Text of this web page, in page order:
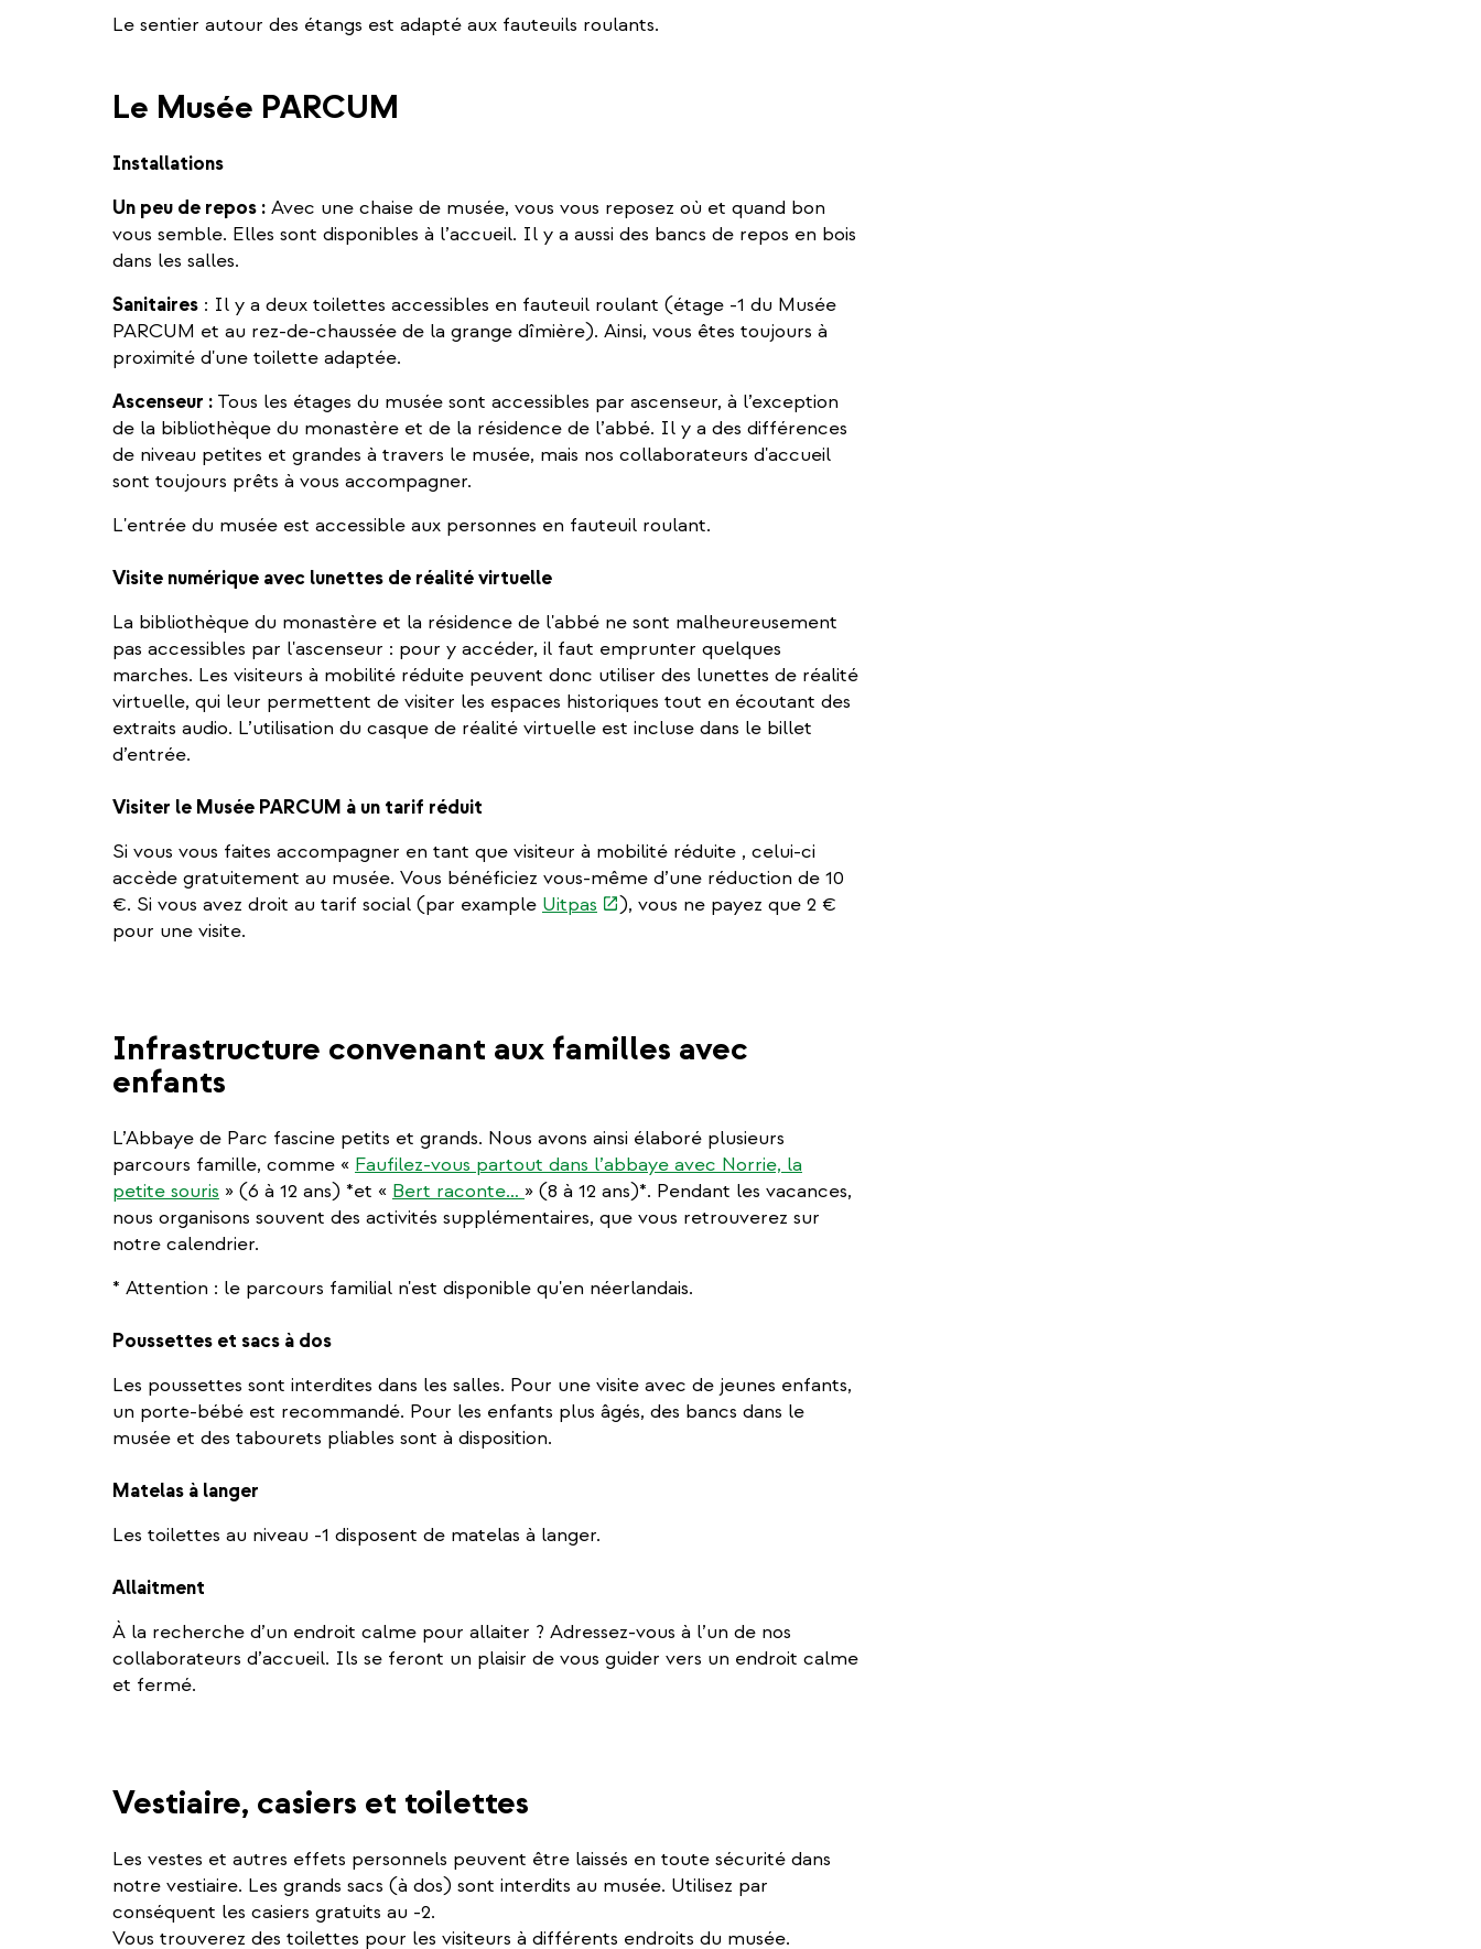
Le sentier autour des étangs est adapté aux fauteuils roulants.
Le Musée PARCUM
Installations
Un peu de repos : Avec une chaise de musée, vous vous reposez où et quand bon
vous semble. Elles sont disponibles à l’accueil. Il y a aussi des bancs de repos en bois
dans les salles.
Sanitaires : Il y a deux toilettes accessibles en fauteuil roulant (étage -1 du Musée
PARCUM et au rez-de-chaussée de la grange dîmière). Ainsi, vous êtes toujours à
proximité d'une toilette adaptée.
Ascenseur : Tous les étages du musée sont accessibles par ascenseur, à l’exception
de la bibliothèque du monastère et de la résidence de l’abbé. Il y a des différences
de niveau petites et grandes à travers le musée, mais nos collaborateurs d'accueil
sont toujours prêts à vous accompagner.
L'entrée du musée est accessible aux personnes en fauteuil roulant.
Visite numérique avec lunettes de réalité virtuelle
La bibliothèque du monastère et la résidence de l'abbé ne sont malheureusement
pas accessibles par l'ascenseur : pour y accéder, il faut emprunter quelques
marches. Les visiteurs à mobilité réduite peuvent donc utiliser des lunettes de réalité
virtuelle, qui leur permettent de visiter les espaces historiques tout en écoutant des
extraits audio. L’utilisation du casque de réalité virtuelle est incluse dans le billet
d’entrée.
Visiter le Musée PARCUM à un tarif réduit
Si vous vous faites accompagner en tant que visiteur à mobilité réduite , celui-ci
accède gratuitement au musée. Vous bénéficiez vous-même d’une réduction de 10
€. Si vous avez droit au tarif social (par example Uitpas (link), vous ne payez que 2 €
pour une visite.
Infrastructure convenant aux familles avec
enfants
L’Abbaye de Parc fascine petits et grands. Nous avons ainsi élaboré plusieurs
parcours famille, comme « Faufilez-vous partout dans l’abbaye avec Norrie, la
petite souris » (6 à 12 ans) *et « Bert raconte… » (8 à 12 ans)*. Pendant les vacances,
nous organisons souvent des activités supplémentaires, que vous retrouverez sur
notre calendrier.
* Attention : le parcours familial n'est disponible qu'en néerlandais.
Poussettes et sacs à dos
Les poussettes sont interdites dans les salles. Pour une visite avec de jeunes enfants,
un porte-bébé est recommandé. Pour les enfants plus âgés, des bancs dans le
musée et des tabourets pliables sont à disposition.
Matelas à langer
Les toilettes au niveau -1 disposent de matelas à langer.
Allaitment
À la recherche d’un endroit calme pour allaiter ? Adressez-vous à l’un de nos
collaborateurs d’accueil. Ils se feront un plaisir de vous guider vers un endroit calme
et fermé.
Vestiaire, casiers et toilettes
Les vestes et autres effets personnels peuvent être laissés en toute sécurité dans
notre vestiaire. Les grands sacs (à dos) sont interdits au musée. Utilisez par
conséquent les casiers gratuits au -2.
Vous trouverez des toilettes pour les visiteurs à différents endroits du musée.